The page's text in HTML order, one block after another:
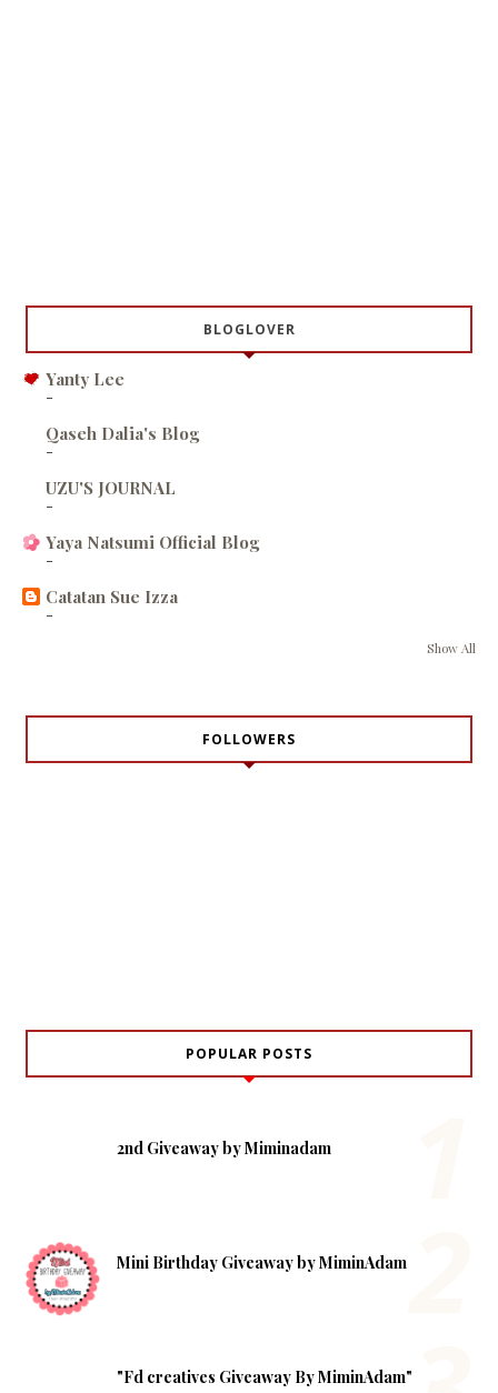
BLOGLOVER
Yanty Lee
-
Qaseh Dalia's Blog
-
UZU'S JOURNAL
-
Yaya Natsumi Official Blog
-
Catatan Sue Izza
-
Show All
FOLLOWERS
POPULAR POSTS
2nd Giveaway by Miminadam
Mini Birthday Giveaway by MiminAdam
"Fd creatives Giveaway By MiminAdam"